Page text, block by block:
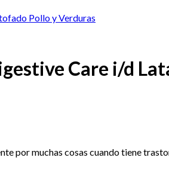
Care i/d
por muchas cosas cuando tiene